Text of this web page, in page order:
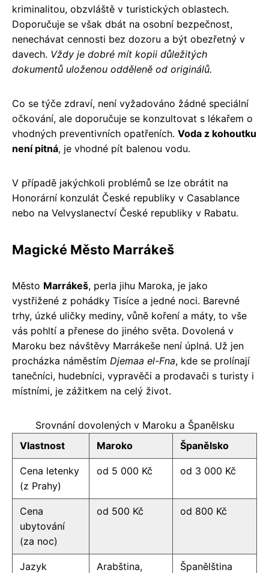
kriminalitou, obzvláště v turistických oblastech.
Doporučuje se však dbát na osobní bezpečnost,
nenechávat cennosti bez dozoru a být obezřetný v
davech. Vždy je dobré mít kopii důležitých
dokumentů uloženou odděleně od originálů.
Co se týče zdraví, není vyžadováno žádné speciální
očkování, ale doporučuje se konzultovat s lékařem o
vhodných preventivních opatřeních. Voda z kohoutku
není pitná, je vhodné pít balenou vodu.
V případě jakýchkoli problémů se lze obrátit na
Honorární konzulát České republiky v Casablance
nebo na Velvyslanectví České republiky v Rabatu.
Magické Město Marrákeš
Město Marrákeš, perla jihu Maroka, je jako
vystřižené z pohádky Tisíce a jedné noci. Barevné
trhy, úzké uličky mediny, vůně koření a máty, to vše
vás pohltí a přenese do jiného světa. Dovolená v
Maroku bez návštěvy Marrákeše není úplná. Už jen
procházka náměstím Djemaa el-Fna, kde se prolínají
tanečníci, hudebníci, vypravěči a prodavači s turisty i
místními, je zážitkem na celý život.
Srovnání dovolených v Maroku a Španělsku
Vlastnost
Maroko Španělsko
Cena letenky
(z Prahy)
od 5 000 Kč od 3 000 Kč
Cena
ubytování
(za noc)
od 500 Kč od 800 Kč
Jazyk
Arabština,
Španělština